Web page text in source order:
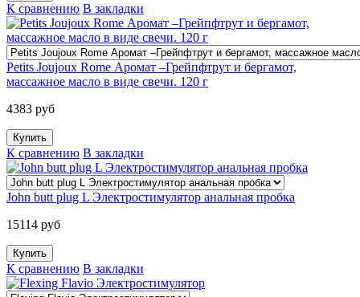
К сравнению В закладки
Petits Joujoux Rome Аромат –Грейпфтрут и бергамот,
массажное масло в виде свечи. 120 г
4383 руб
К сравнению В закладки
John butt plug L Электростимулятор анальная пробка
15114 руб
К сравнению В закладки